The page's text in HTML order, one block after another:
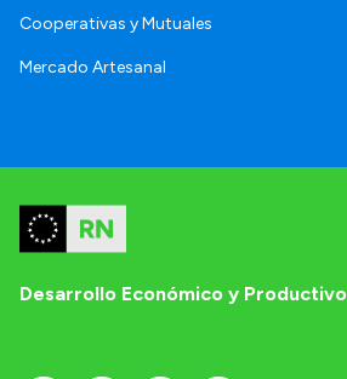
Cooperativas y Mutuales
Mercado Artesanal
Desarrollo Económico y Productivo